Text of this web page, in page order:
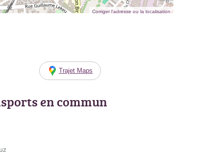
Corriger l’adresse ou la localisation
Trajet Maps
en commun